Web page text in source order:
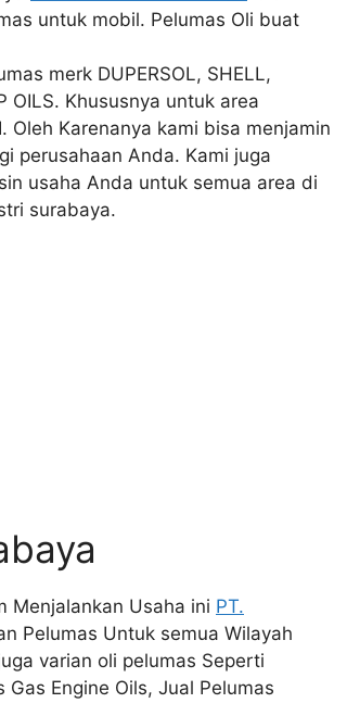
untuk mobil. Pelumas Oli buat
merk DUPERSOL, SHELL,
OILS. Khususnya untuk area
Oleh Karenanya kami bisa menjamin
perusahaan Anda. Kami juga
usaha Anda untuk semua area di
surabaya.
Menjalankan Usaha ini PT.
Pelumas Untuk semua Wilayah
varian oli pelumas Seperti
Engine Oils, Jual Pelumas